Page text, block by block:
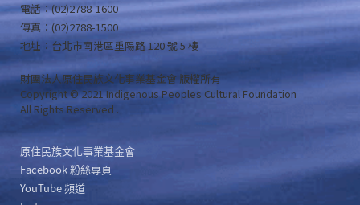
電話：(02)2788-1600
傳真：(02)2788-1500
地址：台北市南港區重陽路 120 號 5 樓
財團法人原住民族文化事業基金會 版權所有
Copyright © 2021 Indigenous Peoples Cultural Foundation
All Rights Reserved .
原住民族文化事業基金會
Facebook 粉絲專頁
YouTube 頻道